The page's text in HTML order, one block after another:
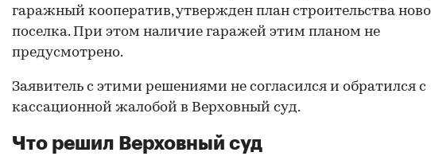
гаражный кооператив, утвержден план строительства
поселка. При этом наличие гаражей этим планом не
предусмотрено.
Заявитель с этими решениями не согласился и обратился с
кассационной жалобой в Верховный суд.
Что решил Верховный суд